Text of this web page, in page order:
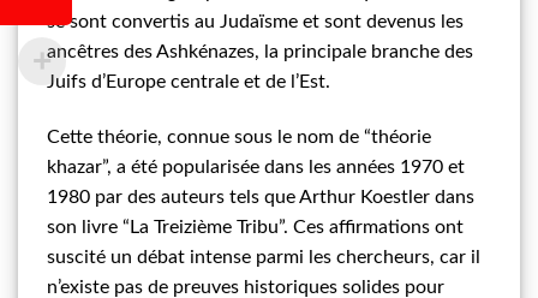
se sont convertis au Judaïsme et sont devenus les
ancêtres des Ashkénazes, la principale branche des
Juifs d’Europe centrale et de l’Est.
Cette théorie, connue sous le nom de “théorie
khazar”, a été popularisée dans les années 1970 et
1980 par des auteurs tels que Arthur Koestler dans
son livre “La Treizième Tribu”. Ces affirmations ont
suscité un débat intense parmi les chercheurs, car il
n’existe pas de preuves historiques solides pour